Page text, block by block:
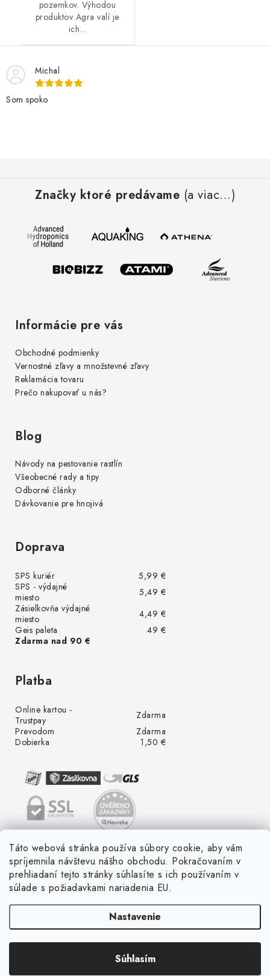
Táto webová stránka používa súbory cookie, aby vám
spríjemnila návštevu nášho obchodu. Pokračovaním v
prehliadaní tejto stránky súhlasíte s ich používaním v
súlade s požiadavkami nariadenia EU.
Nastavenie
Súhlasím
pozemkov. Výhodou
produktov Agra valí je
ich...
Michal
Som spoko
Značky ktoré predávame (a viac...)
Informácie pre vás
Obchodné podmienky
Vernostné zľavy a množstevné zľavy
Reklamácia tovaru
Prečo nakupovať u nás?
Blog
Návody na pestovanie rastlín
Všeobecné rady a tipy
Odborné články
Dávkovanie pre hnojivá
Doprava
SPS kuriér
5,99 €
SPS - výdajné
miesto
5,49 €
Zásielkovňa výdajné
miesto
4,49 €
Geis paleta
49 €
Zdarma nad 90 €
Platba
Online kartou -
Trustpay
Zdarma
Prevodom
Zdarma
Dobierka
1,50 €
LED ME GROW. Všetky práva vyhradené.